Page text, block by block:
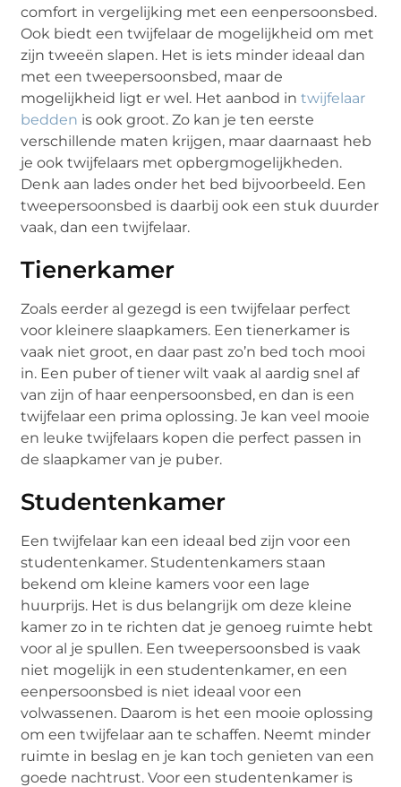
comfort in vergelijking met een eenpersoonsbed.
Ook biedt een twijfelaar de mogelijkheid om met
zijn tweeën slapen. Het is iets minder ideaal dan
met een tweepersoonsbed, maar de
mogelijkheid ligt er wel. Het aanbod intwijfelaar
bedden is ook groot. Zo kan je ten eerste
verschillende maten krijgen, maar daarnaast heb
je ook twijfelaars met opbergmogelijkheden.
Denk aan lades onder het bed bijvoorbeeld. Een
tweepersoonsbed is daarbij ook een stuk duurder
vaak, dan een twijfelaar.
Tienerkamer
Zoals eerder al gezegd is een twijfelaar perfect
voor kleinere slaapkamers. Een tienerkamer is
vaak niet groot, en daar past zo’n bed toch mooi
in. Een puber of tiener wilt vaak al aardig snel af
van zijn of haar eenpersoonsbed, en dan is een
twijfelaar een prima oplossing. Je kan veel mooie
en leuke twijfelaars kopen die perfect passen in
de slaapkamer van je puber.
Studentenkamer
Een twijfelaar kan een ideaal bed zijn voor een
studentenkamer. Studentenkamers staan
bekend om kleine kamers voor een lage
huurprijs. Het is dus belangrijk om deze kleine
kamer zo in te richten dat je genoeg ruimte hebt
voor al je spullen. Een tweepersoonsbed is vaak
niet mogelijk in een studentenkamer, en een
eenpersoonsbed is niet ideaal voor een
volwassenen. Daarom is het een mooie oplossing
om een twijfelaar aan te schaffen. Neemt minder
ruimte in beslag en je kan toch genieten van een
goede nachtrust. Voor een studentenkamer is